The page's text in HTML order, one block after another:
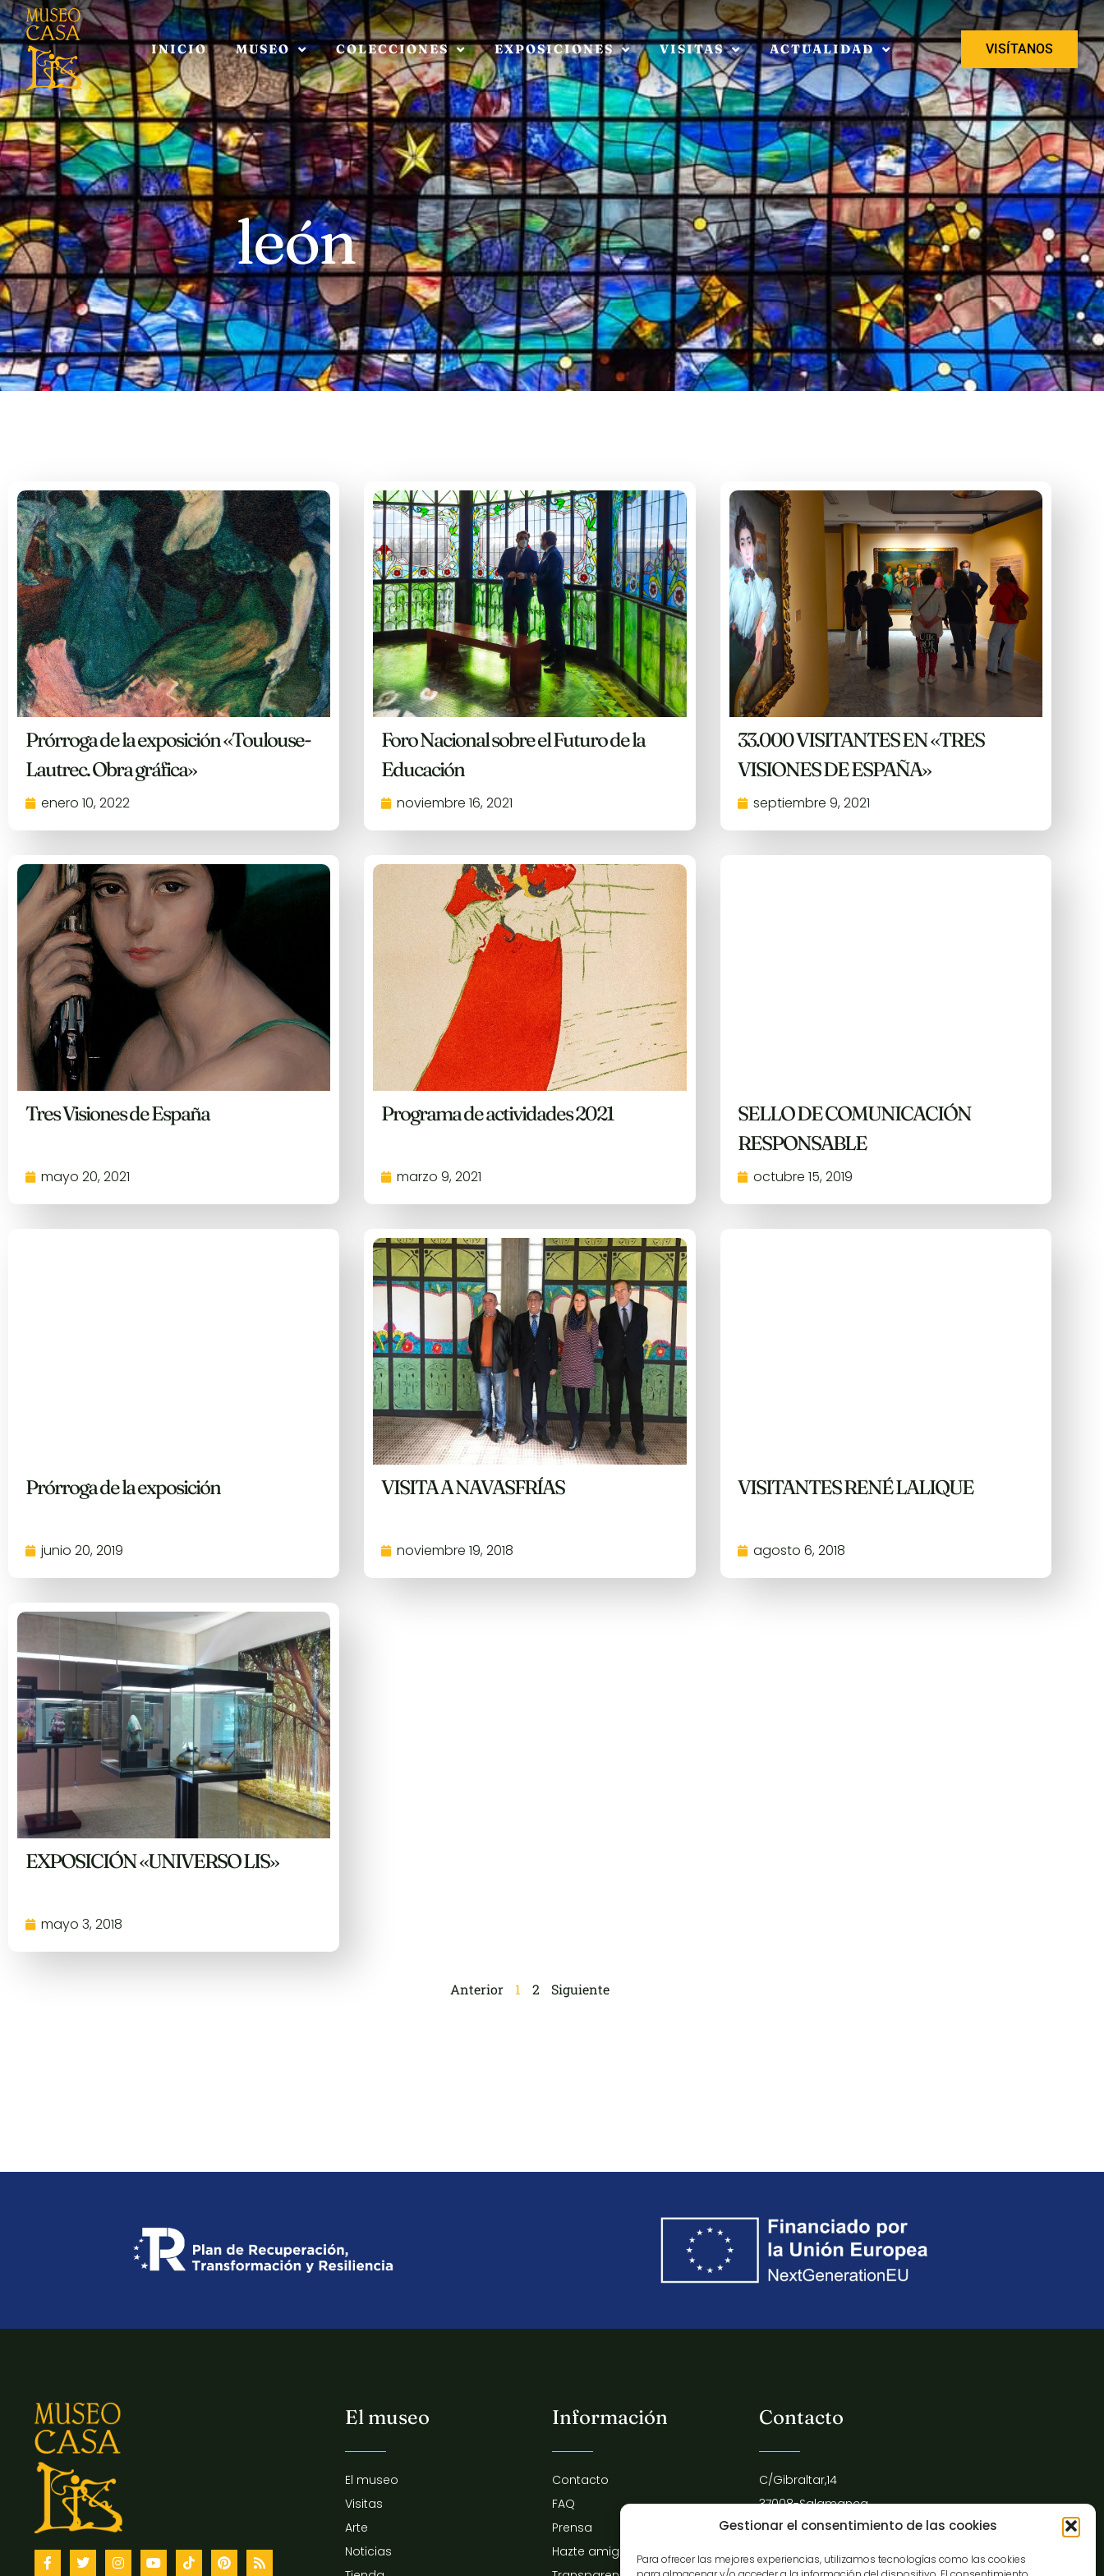
Gestionar el consentimiento de las cookies
Para ofrecer las mejores experiencias, utilizamos tecnologías como las cookies
INICIO MUSEO COLECCIONES EXPOSICIONES VISITAS ACTUALIDAD VISÍTANOS
león
Prórroga de la exposición «Toulouse-
Lautrec. Obra gráfica»
enero 10, 2022
Foro Nacional sobre el Futuro de la
Educación
noviembre 16, 2021
33.000 VISITANTES EN «TRES
VISIONES DE ESPAÑA»
septiembre 9, 2021
Tres Visiones de España
mayo 20, 2021
Programa de actividades 2021
marzo 9, 2021
SELLO DE COMUNICACIÓN
RESPONSABLE
octubre 15, 2019
Prórroga de la exposición
junio 20, 2019
VISITA A NAVASFRÍAS
noviembre 19, 2018
VISITANTES RENÉ LALIQUE
agosto 6, 2018
EXPOSICIÓN «UNIVERSO LIS»
mayo 3, 2018
Anterior 1 2 Siguiente
El museo
El museo
Visitas
Arte
Noticias
Información
Contacto
FAQ
Prensa
Hazte amigo del museo
Contacto
C/Gibraltar,14
37008-Salamanca
923 12 14 25
comunicacion@museocasalis.org